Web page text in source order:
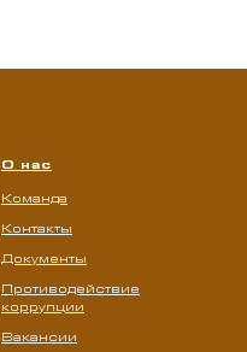
О нас
Команда
Контакты
Документы
Противодействие
коррупции
Вакансии